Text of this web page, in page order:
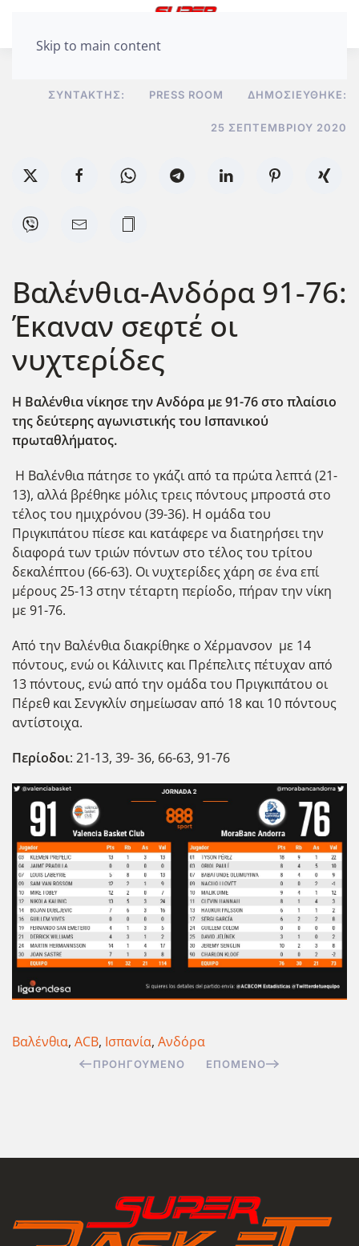
Skip to main content
ΣΥΝΤΆΚΤΗΣ: PRESS ROOM ΔΗΜΟΣΙΕΎΘΗΚΕ:
25 ΣΕΠΤΕΜΒΡΊΟΥ 2020
Βαλένθια-Ανδόρα 91-76:
Έκαναν σεφτέ οι
νυχτερίδες
Η Βαλένθια νίκησε την Ανδόρα με 91-76 στο πλαίσιο
της δεύτερης αγωνιστικής του Ισπανικού
πρωταθλήματος.
Η Βαλένθια πάτησε το γκάζι από τα πρώτα λεπτά (21-
13), αλλά βρέθηκε μόλις τρεις πόντους μπροστά στο
τέλος του ημιχρόνου (39-36). Η ομάδα του
Πριγκιπάτου πίεσε και κατάφερε να διατηρήσει την
διαφορά των τριών πόντων στο τέλος του τρίτου
δεκαλέπτου (66-63). Οι νυχτερίδες χάρη σε ένα επί
μέρους 25-13 στην τέταρτη περίοδο, πήραν την νίκη
με 91-76.
Από την Βαλένθια διακρίθηκε ο Χέρμανσον με 14
πόντους, ενώ οι Κάλινιτς και Πρέπελιτς πέτυχαν από
13 πόντους, ενώ από την ομάδα του Πριγκιπάτου οι
Πέρεθ και Σενγκλίν σημείωσαν από 18 και 10 πόντους
αντίστοιχα.
Περίοδοι: 21-13, 39- 36, 66-63, 91-76
Βαλένθια, ACB, Ισπανία, Ανδόρα
ΠΡΟΗΓΟΎΜΕΝΟ ΕΠΌΜΕΝΟ